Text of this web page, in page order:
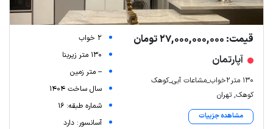
قیمت: 27,000,000,000 تومان
آپارتمان
۱۳۰ متر۲خواب_مشاعات آبی_کوهک
کوهک, تهران
مشاهده جزییات
2 خواب
130 متر زیربنا
-- متر زمین
سال ساخت 1404
شماره طبقه: 16
آسانسور: دارد